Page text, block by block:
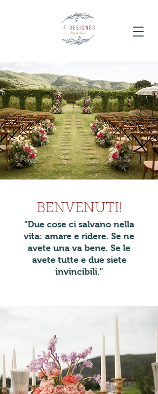
BENVENUTI!
"Due cose ci salvano nella
vita: amare e ridere. Se ne
avete una va bene. Se le
avete tutte e due siete
invincibili."